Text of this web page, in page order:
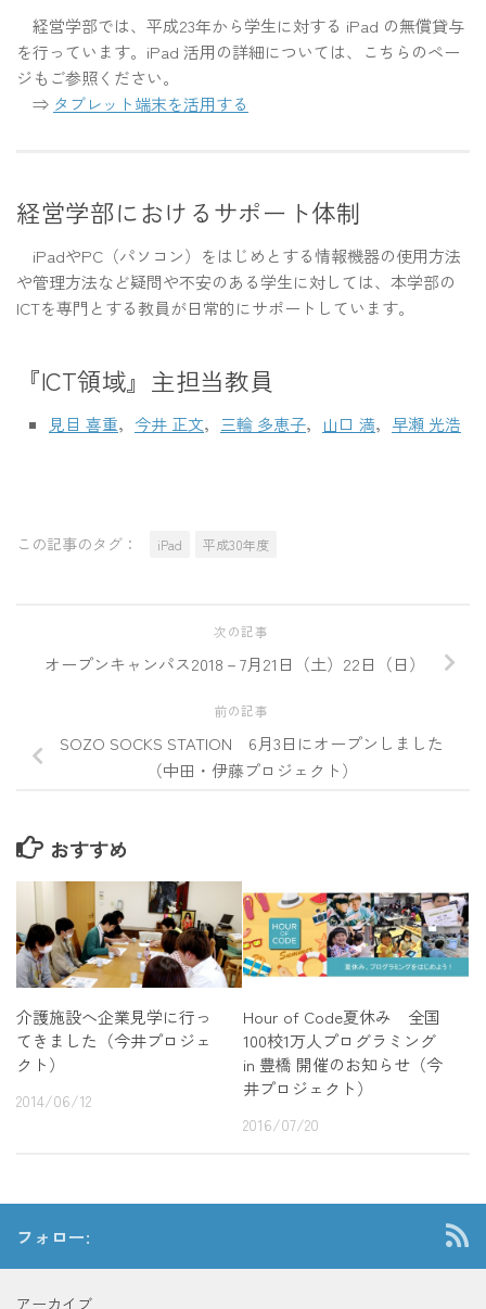
経営学部では、平成23年から学生に対する iPad の無償貸与
を行っています。iPad 活用の詳細については、こちらのペー
ジもご参照ください。
⇒ タブレット端末を活用する
経営学部におけるサポート体制
iPadやPC（パソコン）をはじめとする情報機器の使用方法
や管理方法など疑問や不安のある学生に対しては、本学部の
ICTを専門とする教員が日常的にサポートしています。
『ICT領域』主担当教員
見目 喜重， 今井 正文， 三輪 多恵子， 山口 満， 早瀬 光浩
この記事のタグ： iPad 平成30年度
次の記事
オープンキャンパス2018－7月21日（土）22日（日）
前の記事
SOZO SOCKS STATION 6月3日にオープンしました
（中田・伊藤プロジェクト）
おすすめ
介護施設へ企業見学に行っ
てきました（今井プロジェ
クト）
2014/06/12
Hour of Code夏休み 全国
100校1万人プログラミング
in 豊橋 開催のお知らせ（今
井プロジェクト）
2016/07/20
フォロー:
アーカイブ